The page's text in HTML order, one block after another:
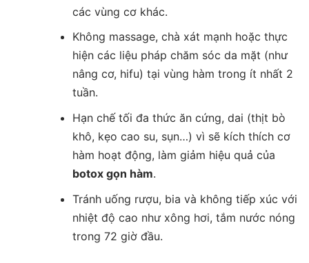
các vùng cơ khác.
Không massage, chà xát mạnh hoặc thực
hiện các liệu pháp chăm sóc da mặt (như
nâng cơ, hifu) tại vùng hàm trong ít nhất 2
tuần.
Hạn chế tối đa thức ăn cứng, dai (thịt bò
khô, kẹo cao su, sụn…) vì sẽ kích thích cơ
hàm hoạt động, làm giảm hiệu quả của
botox gọn hàm.
Tránh uống rượu, bia và không tiếp xúc với
nhiệt độ cao như xông hơi, tắm nước nóng
trong 72 giờ đầu.